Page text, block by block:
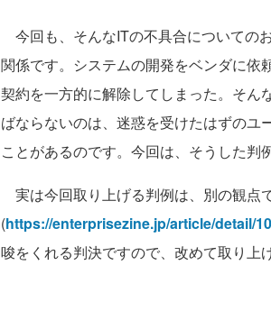
今回も、そんなITの不具合についての
関係です。システムの開発をベンダに依
契約を一方的に解除してしまった。そん
ばならないのは、迷惑を受けたはずのユ
ことがあるのです。今回は、そうした判
実は今回取り上げる判例は、別の観点
(https://enterprisezine.jp/article/detail/
唆をくれる判決ですので、改めて取り上